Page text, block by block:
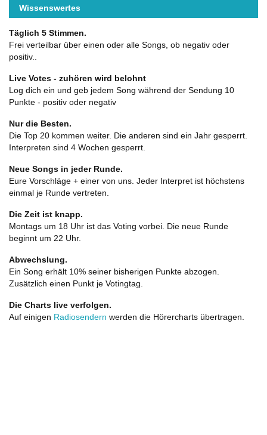
Wissenswertes
Täglich 5 Stimmen.
Frei verteilbar über einen oder alle Songs, ob negativ oder
positiv..
Live Votes - zuhören wird belohnt
Log dich ein und geb jedem Song während der Sendung 10
Punkte - positiv oder negativ
Nur die Besten.
Die Top 20 kommen weiter. Die anderen sind ein Jahr gesperrt.
Interpreten sind 4 Wochen gesperrt.
Neue Songs in jeder Runde.
Eure Vorschläge + einer von uns. Jeder Interpret ist höchstens
einmal je Runde vertreten.
Die Zeit ist knapp.
Montags um 18 Uhr ist das Voting vorbei. Die neue Runde
beginnt um 22 Uhr.
Abwechslung.
Ein Song erhält 10% seiner bisherigen Punkte abzogen.
Zusätzlich einen Punkt je Votingtag.
Die Charts live verfolgen.
Auf einigen Radiosendern werden die Hörercharts übertragen.